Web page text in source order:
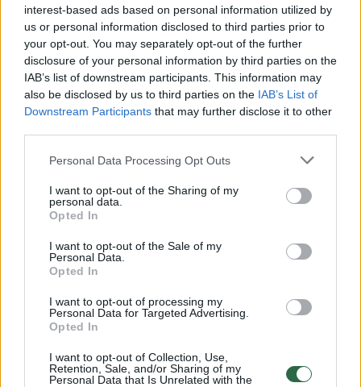
interest-based ads based on personal information utilized by
us or personal information disclosed to third parties prior to
your opt-out. You may separately opt-out of the further
disclosure of your personal information by third parties on the
IAB’s list of downstream participants. This information may
also be disclosed by us to third parties on the IAB’s List of
Downstream Participants that may further disclose it to other
Personal Data Processing Opt Outs
I want to opt-out of the Sharing of my
personal data.
Opted In
I want to opt-out of the Sale of my
Personal Data.
Opted In
I want to opt-out of processing my
Personal Data for Targeted Advertising.
Opted In
I want to opt-out of Collection, Use,
Retention, Sale, and/or Sharing of my
Personal Data that Is Unrelated with the
Žiūrimiausi įrašai
00:00:30
Vaizdai iš tragiškos avarijos Vilniaus r.: dviejų moterų ir
vaiko gyvybių išgelbėti nepavyko
Žinios | Lietuvos diena
Savaitės vidurys nusimato karštas: temperatūra kils iki
32 laipsnių šilumos
Žinios | Orai
00:15:54
V. Zalužno pasisakymą laiko bandymu įsitvirtinti
Laidos | Nauja diena